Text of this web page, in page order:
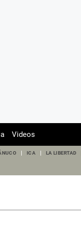
Videos
ICA LA LIBERTAD